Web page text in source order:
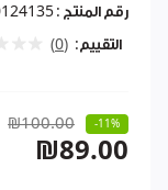
رقم المنتج :
التقييم: (0)
₪100.00 -11%
₪89.00